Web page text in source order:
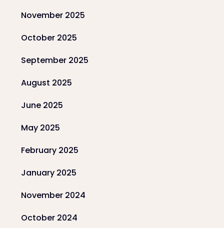
November 2025
October 2025
September 2025
August 2025
June 2025
May 2025
February 2025
January 2025
November 2024
October 2024